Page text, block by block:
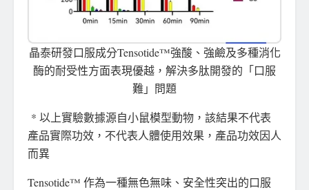
晶泰研發口服成分Tensotide™強酸、強鹼及多種消化
酶的耐受性方面表現優越，解決多肽開發的「口服
難」問題
* 以上實驗數據源自小鼠模型動物，該結果不代表
產品實際功效，不代表人體使用效果，產品功效因人
而異
Tensotide™ 作為一種無色無味、安全性突出的口服